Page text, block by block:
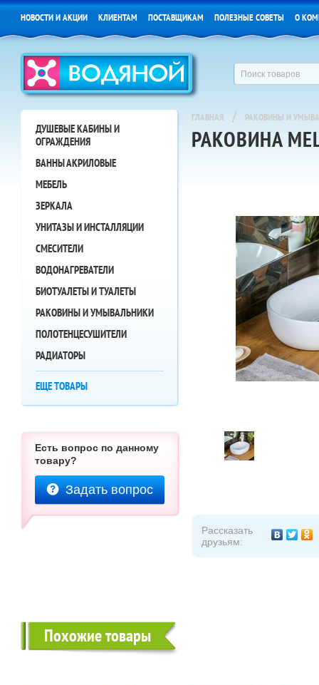
НОВОСТИ И АКЦИИ КЛИЕНТАМ ПОСТАВЩИКАМ ПОЛЕЗНЫЕ СОВЕТЫ О
ДУШЕВЫЕ КАБИНЫ И
ОГРАЖДЕНИЯ
ВАННЫ АКРИЛОВЫЕ
МЕБЕЛЬ
ЗЕРКАЛА
УНИТАЗЫ И ИНСТАЛЛЯЦИИ
СМЕСИТЕЛИ
ВОДОНАГРЕВАТЕЛИ
БИОТУАЛЕТЫ И ТУАЛЕТЫ
РАКОВИНЫ И УМЫВАЛЬНИКИ
ПОЛОТЕНЦЕСУШИТЕЛИ
РАДИАТОРЫ
ЕЩЕ ТОВАРЫ
Есть вопрос по данному
товару?
Задать вопрос
ГЛАВНАЯ / РАКОВИНЫ И
РАКОВИНА
Рассказать
друзьям:
Похожие товары